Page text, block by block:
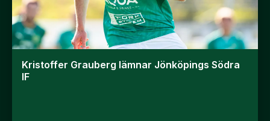
Kristoffer Grauberg lämnar Jönköpings Södra
IF